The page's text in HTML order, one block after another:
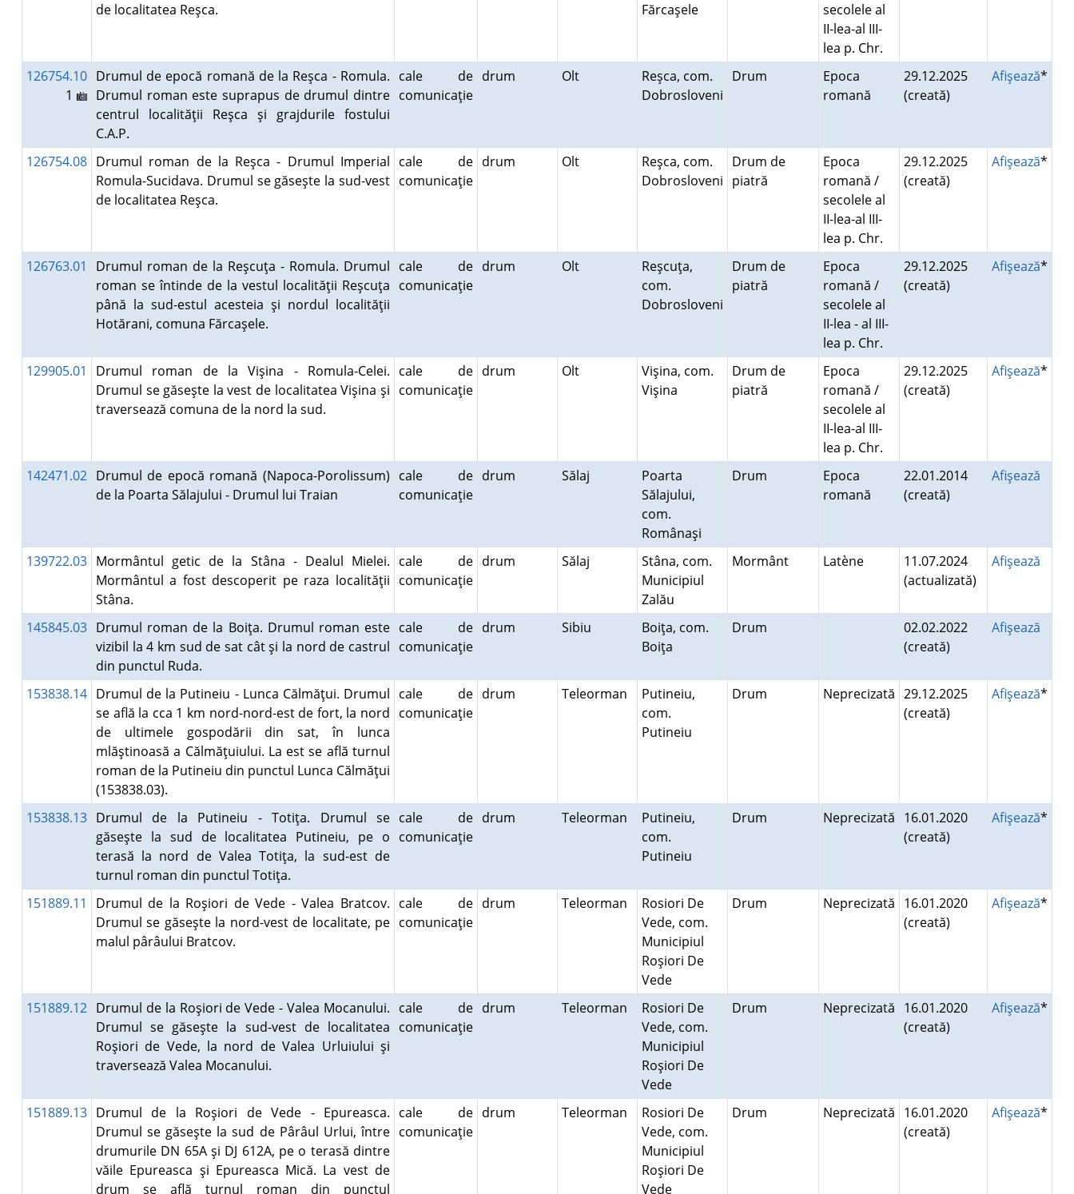
de localitatea Reşca.
Fărcaşele
secolele al
II-lea-al III-
lea p. Chr.
126754.10
1
Drumul de epocă romană de la Reşca - Romula.
Drumul roman este suprapus de drumul dintre
centrul localităţii Reşca şi grajdurile fostului
C.A.P.
cale de
comunicaţie
drum Olt
Reşca, com.
Dobrosloveni
Drum
Epoca
romană
29.12.2025
(creată)
Afişează*
126754.08 Drumul roman de la Reşca - Drumul Imperial
Romula-Sucidava. Drumul se găseşte la sud-vest
de localitatea Reşca.
cale de
comunicaţie
drum Olt
Reşca, com.
Dobrosloveni
Drum de
piatră
Epoca
romană /
secolele al
II-lea-al III-
lea p. Chr.
29.12.2025
(creată)
Afişează*
126763.01
Drumul roman de la Reşcuţa - Romula. Drumul
roman se întinde de la vestul localităţii Reşcuţa
până la sud-estul acesteia şi nordul localităţii
Hotărani, comuna Fărcaşele.
cale de
comunicaţie
drum Olt
Reşcuţa,
com.
Dobrosloveni
Drum de
piatră
Epoca
romană /
secolele al
II-lea - al III-
lea p. Chr.
29.12.2025
(creată)
Afişează*
129905.01
Drumul roman de la Vişina - Romula-Celei.
Drumul se găseşte la vest de localitatea Vişina şi
traversează comuna de la nord la sud.
cale de
comunicaţie
drum Olt
Vişina, com.
Vişina
Drum de
piatră
Epoca
romană /
secolele al
II-lea-al III-
lea p. Chr.
29.12.2025
(creată)
Afişează*
142471.02 Drumul de epocă romană (Napoca-Porolissum)
de la Poarta Sălajului - Drumul lui Traian
cale de
comunicaţie
drum Sălaj
Poarta
Sălajului,
com.
Românaşi
Drum
Epoca
romană
22.01.2014
(creată)
Afişează
139722.03 Mormântul getic de la Stâna - Dealul Mielei.
Mormântul a fost descoperit pe raza localităţii
Stâna.
cale de
comunicaţie
drum Sălaj
Stâna, com.
Municipiul
Zalău
Mormânt Latène
11.07.2024
(actualizată)
Afişează
145845.03 Drumul roman de la Boiţa. Drumul roman este
vizibil la 4 km sud de sat cât şi la nord de castrul
din punctul Ruda.
cale de
comunicaţie
drum Sibiu
Boiţa, com.
Boiţa
Drum
02.02.2022
(creată)
Afişează
153838.14 Drumul de la Putineiu - Lunca Călmăţui. Drumul
se află la cca 1 km nord-nord-est de fort, la nord
de ultimele gospodării din sat, în lunca
mlăştinoasă a Călmăţuiului. La est se află turnul
roman de la Putineiu din punctul Lunca Călmăţui
(153838.03).
cale de
comunicaţie
drum Teleorman
Putineiu,
com.
Putineiu
Drum Neprecizată 29.12.2025
(creată)
Afişează*
153838.13 Drumul de la Putineiu - Totiţa. Drumul se
găseşte la sud de localitatea Putineiu, pe o
terasă la nord de Valea Totiţa, la sud-est de
turnul roman din punctul Totiţa.
cale de
comunicaţie
drum Teleorman
Putineiu,
com.
Putineiu
Drum Neprecizată 16.01.2020
(creată)
Afişează*
151889.11
Drumul de la Roşiori de Vede - Valea Bratcov.
Drumul se găseşte la nord-vest de localitate, pe
malul pârâului Bratcov.
cale de
comunicaţie
drum Teleorman
Rosiori De
Vede, com.
Municipiul
Roşiori De
Vede
Drum Neprecizată 16.01.2020
(creată)
Afişează*
151889.12 Drumul de la Roşiori de Vede - Valea Mocanului.
Drumul se găseşte la sud-vest de localitatea
Roşiori de Vede, la nord de Valea Urluiului şi
traversează Valea Mocanului.
cale de
comunicaţie
drum Teleorman
Rosiori De
Vede, com.
Municipiul
Roşiori De
Vede
Drum Neprecizată 16.01.2020
(creată)
Afişează*
151889.13 Drumul de la Roşiori de Vede - Epureasca.
Drumul se găseşte la sud de Pârâul Urlui, între
drumurile DN 65A şi DJ 612A, pe o terasă dintre
văile Epureasca şi Epureasca Mică. La vest de
drum se află turnul roman din punctul
cale de
comunicaţie
drum Teleorman
Rosiori De
Vede, com.
Municipiul
Roşiori De
Vede
Drum Neprecizată 16.01.2020
(creată)
Afişează*